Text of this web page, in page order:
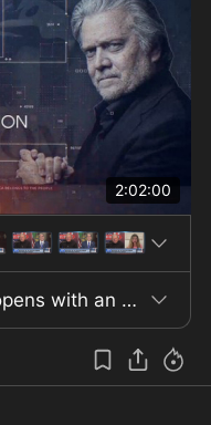
2:02:00
The segment opens with an assessment of the US economy during President Trump’s tenure, citing declines in owners’ equivalent rents and slower core inflation. Wage growth was strongest for the bottom quartile, which saw a 5.5% year-over-year rise—three times that of the top quartile—with the lowest 25% enjoying an additional 2% gain. Key policy measures included the working families tax cut, full expensing for business investments, and newly exempted income categories such as tips, overtime, Social Security, and auto loan interest. Consequently, 44% of US households reportedly accessed at least one benefit and received significant refunds, despite increases in energy prices. The administration emphasized support for working- and middle-class families. Tariffs and deregulation formed a central response to economic and trade challenges. Following the Supreme Court’s rejection of IEPA tariffs, a Section 122 global tariff of 10% was imposed, succeeded by Section 301 actions that added further tariffs—including a 12.5% global rate targeting goods involving forced labor. Over 5,000 legal challenges to Section 301 tariffs were defended successfully, and negotiated agreements were reached by country and industry. Certain Chinese imports faced effective tariff rates of up to 48%. Tariff revenue reached $168 billion, with $3 billion refunded to Japan due to policy changes. The administration credited tariffs and deregulation for reviving manufacturing, increasing non-residential construction, and easing regulations on small and community banks under OCC head Jonathan Gould. The US deficit for 2024 was 6.7–6.8% of GDP, projected to decline to 5.5% in 2025. Discussion shifted to national security and technology, with Tristan Harris from the Center for Humane Technology highlighting AI risks. Harris cited a film depicting dangers such as AI-enabled hacking, deception, and data destruction, warning of AI’s complexity and urging regulation while opposing AI legal personhood. He noted $190 million in industry lobbying against regulation and suggested oversight similar to the Atomic Energy Commission, given AI models’ reliance on a few data centers equipped with NVIDIA chips. Harris emphasized cyber threats to classified and nuclear systems and directed viewers to humanetech.com and betterpath.ai for further information. The segment concluded by addressing concerns about foreign involvement in US critical infrastructure. Allegations focused on Edemia, a French biometric verification firm backed by Advent International with Chinese ties, which manages voter ID technology in New Jersey and 36 other states and holds contracts with TSA, CBP, and the Department of Defense. The company was linked to non-citizen voter registration in New Jersey. Natalie Winters referenced documents alleging retired US military leaders met with Chinese Communist Party groups and later worked for Huawei-linked firms, raising concerns about procurement loopholes and vulnerabilities from foreign-linked joint ventures in US government and defense contracts.